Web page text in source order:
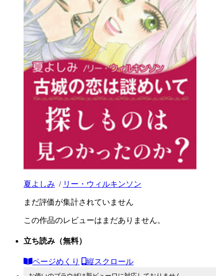
夏よしみ / リー・ウィルキンソン
まだ評価が集計されていません
この作品のレビューはまだありません。
立ち読み （無料）
ページめくり 縦スクロール